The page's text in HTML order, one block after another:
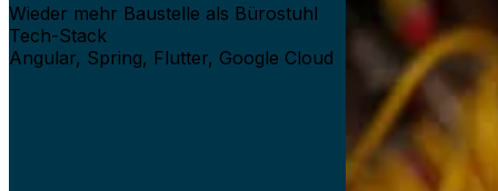
Wieder mehr Baustelle als Bürostuhl
Tech-Stack
Angular, Spring, Flutter, Google Cloud